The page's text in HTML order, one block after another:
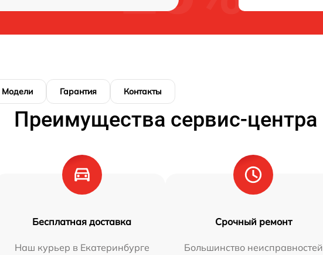
Модели Гарантия Контакты
Преимущества сервис-центра
Бесплатная доставка
Наш курьер в Екатеринбурге
Срочный ремонт
Большинство неисправностей